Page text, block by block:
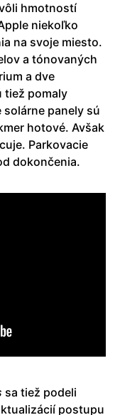
hmotností
niekoľko
na svoje miesto.
a tónovaných
a dve
tiež pomaly
solárne panely sú
hotové. Avšak
Parkovacie
dokončenia.
sa tiež podeli
postupu